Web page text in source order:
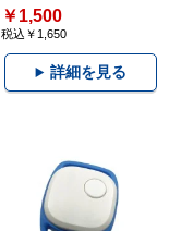
￥1,500
税込￥1,650
詳細を見る